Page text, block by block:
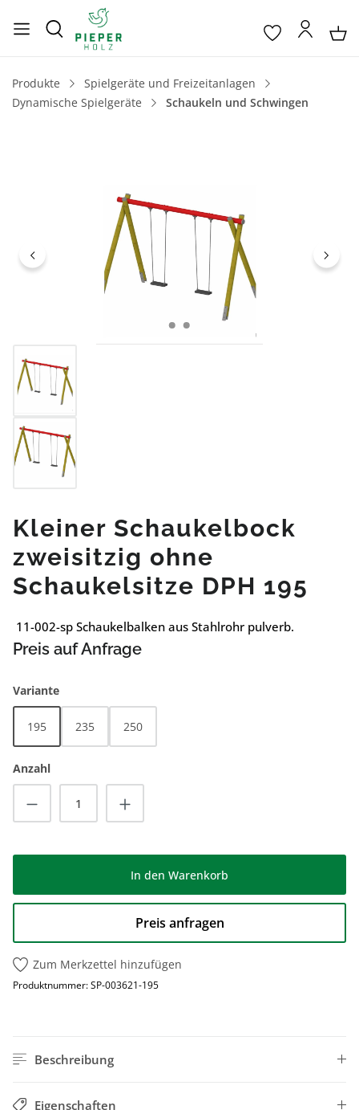
Produkte
Spielgeräte und Freizeitanlagen
Dynamische Spielgeräte
Schaukeln und Schwingen
Kleiner Schaukelbock
zweisitzig ohne
Schaukelsitze DPH 195
11-002-sp Schaukelbalken aus Stahlrohr pulverb.
Preis auf Anfrage
Varianteauswählen
195 235 250
Anzahl
Produkt Anzahl: Gib den gewünschten
In den Warenkorb
Preis anfragen
Zum Merkzettel hinzufügen
Produktnummer:SP-003621-195
Beschreibung
Eigenschaften